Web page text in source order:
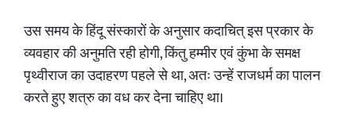
उस समय के हिंदू संस्कारों के अनुसार कदाचित् इस प्रकार के
व्यवहार की अनुमति रही होगी, किंतु हम्मीर एवं कुंभा के समक्ष
पृथ्वीराज का उदाहरण पहले से था, अतः उन्हें राजधर्म का पालन
करते हुए शत्रु का वध कर देना चाहिए था।